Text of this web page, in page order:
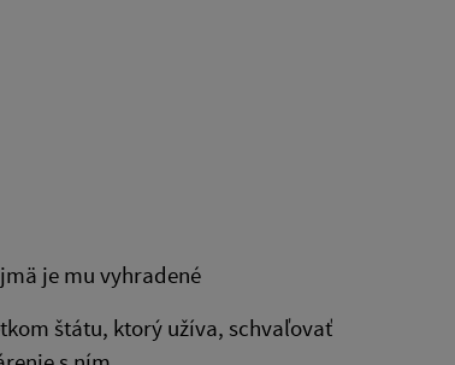
je mu vyhradené
štátu, ktorý užíva, schvaľovať